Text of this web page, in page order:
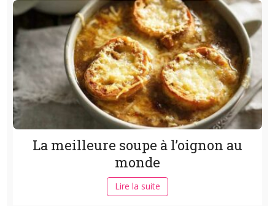
La meilleure soupe à l’oignon au
monde
Lire la suite